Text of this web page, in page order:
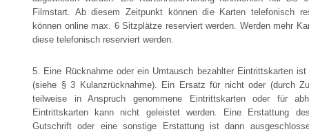
Filmstart. Ab diesem Zeitpunkt können die Karten telefonisch
können online max. 6 Sitzplätze reserviert werden. Werden mehr
diese telefonisch reserviert werden.
5. Eine Rücknahme oder ein Umtausch bezahlter Eintrittskarten
(siehe § 3 Kulanzrücknahme). Ein Ersatz für nicht oder (durch
teilweise in Anspruch genommene Eintrittskarten oder für
Eintrittskarten kann nicht geleistet werden. Eine Erstattung
Gutschrift oder eine sonstige Erstattung ist dann